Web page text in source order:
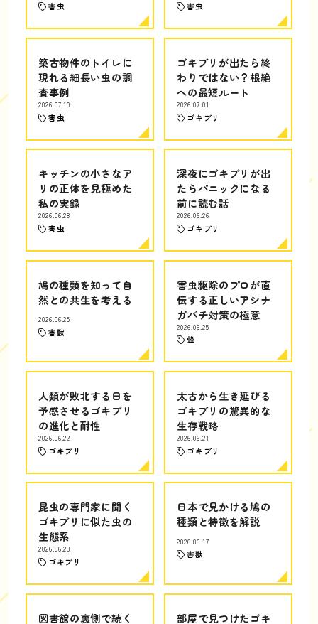
害虫 害虫
築古物件のトイレに
現れる細長い虫の調
査事例
2026.07.10
害虫
ゴキブリが出たら終
わりではない？根絶
への最短ルート
2026.07.01
ゴキブリ
キッチンの小さなア
リの正体を見極めた
私の実録
2026.06.28
害虫
深夜にゴキブリが出
たらパニックになる
前に読む話
2026.06.26
ゴキブリ
鳩の種類を知って自
然との共生を考える
2026.06.25
害獣
害虫駆除のプロが直
伝する正しいアシナ
ガバチ対策の極意
2026.06.25
蜂
人類が敗北する日を
予感させるゴキブリ
の進化と耐性
2026.06.22
ゴキブリ
太古から生き延びる
ゴキブリの驚異的な
生存戦略
2026.06.21
ゴキブリ
昆虫の専門家に聞く
ゴキブリに似た虫の
生態系
2026.06.20
ゴキブリ
日本で見かける鳩の
種類と特徴を解説
2026.06.17
害獣
図書館の裏側で続く 部屋で見つけたゴキ